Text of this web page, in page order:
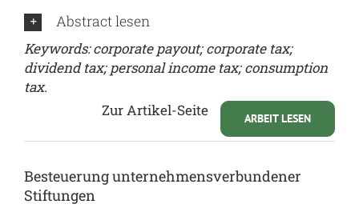
Abstract lesen
Keywords: corporate payout; corporate tax;
dividend tax; personal income tax; consumption
tax.
ARBEIT LESEN
Zur Artikel-Seite
Besteuerung unternehmensverbundener
Stiftungen